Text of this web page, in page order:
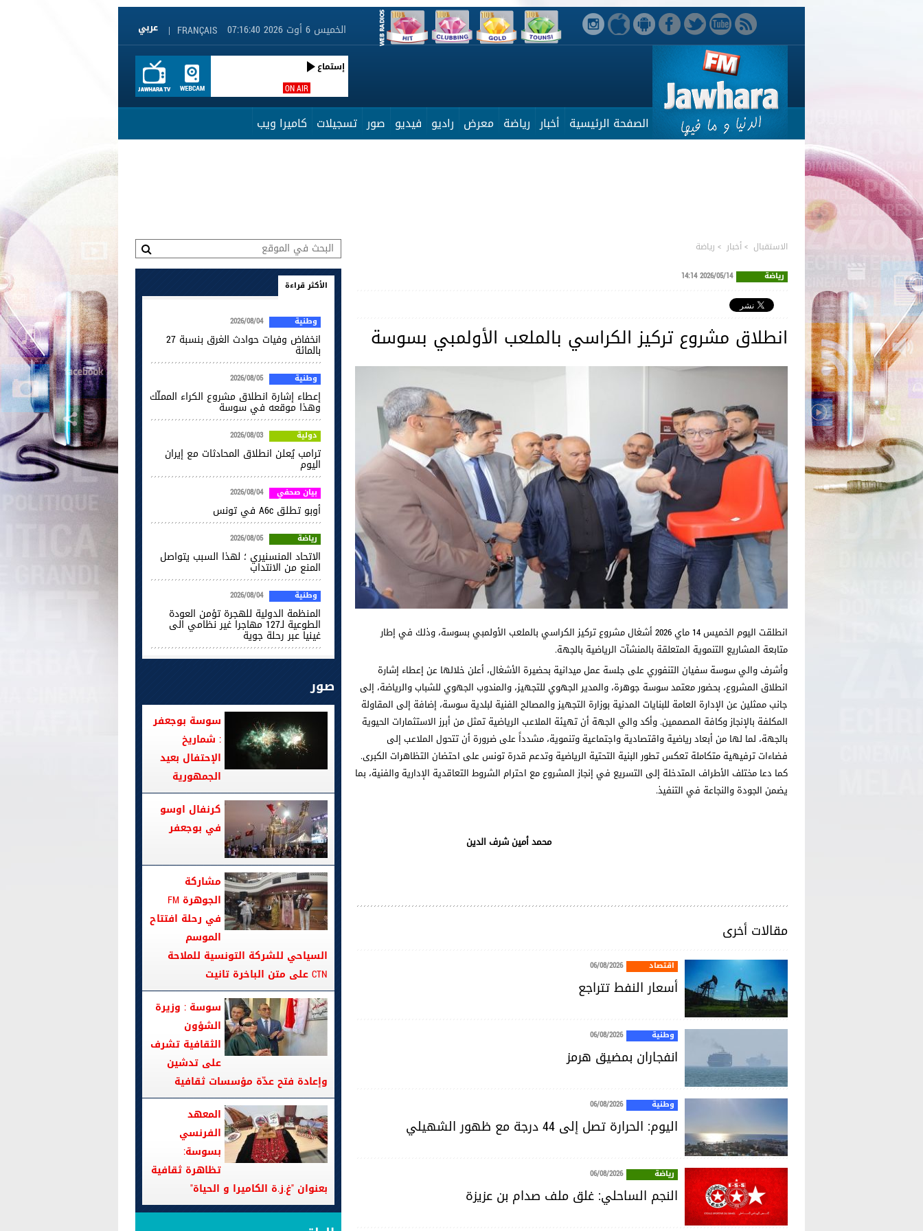
FRANÇAIS
| الخميس 6 أوت 2026 07:16:41
ON AIR
إستماع
الصفحة الرئيسية أخبار رياضة معرض راديو فيديو صور تسجيلات كاميرا ويب
الاستقبال >أخبار > رياضة
رياضة 2026/05/14 14:14
انطلاق مشروع تركيز الكراسي بالملعب الأولمبي بسوسة
انطلقت اليوم الخميس 14 ماي 2026 أشغال مشروع تركيز الكراسي بالملعب الأولمبي بسوسة، وذلك في إطار
متابعة المشاريع التنموية المتعلقة بالمنشآت الرياضية بالجهة.
وأشرف والي سوسة سفيان التنفوري على جلسة عمل ميدانية بحضيرة الأشغال، أعلن خلالها عن إعطاء إشارة
انطلاق المشروع، بحضور معتمد سوسة جوهرة، والمدير الجهوي للتجهيز، والمندوب الجهوي للشباب والرياضة، إلى
جانب ممثلين عن الإدارة العامة للبنايات المدنية بوزارة التجهيز والمصالح الفنية لبلدية سوسة، إضافة إلى المقاولة
المكلفة بالإنجاز وكافة المصممين. وأكد والي الجهة أن تهيئة الملاعب الرياضية تمثل من أبرز الاستثمارات الحيوية
بالجهة، لما لها من أبعاد رياضية واقتصادية واجتماعية وتنموية، مشدداً على ضرورة أن تتحول الملاعب إلى
فضاءات ترفيهية متكاملة تعكس تطور البنية التحتية الرياضية وتدعم قدرة تونس على احتضان التظاهرات الكبرى.
كما دعا مختلف الأطراف المتدخلة إلى التسريع في إنجاز المشروع مع احترام الشروط التعاقدية الإدارية والفنية، بما
يضمن الجودة والنجاعة في التنفيذ.
محمد أمين شرف الدين
مقالات أخرى
اقتصاد 06/08/2026
أسعار النفط تتراجع
وطنية 06/08/2026
انفجاران بمضيق هرمز
وطنية 06/08/2026
اليوم: الحرارة تصل إلى 44 درجة مع ظهور الشهيلي
رياضة 06/08/2026
النجم الساحلي: غلق ملف صدام بن عزيزة
الأكثر قراءة
وطنية 2026/08/04
انخفاض وفيات حوادث الغرق بنسبة 27
بالمائة
وطنية 2026/08/05
إعطاء إشارة انطلاق مشروع الكراء المملّك
وهذا موقعه في سوسة
دولية 2026/08/03
ترامب يُعلن انطلاق المحادثات مع إيران
اليوم
بيان صحفي 2026/08/04
أوبو تطلق A6c في تونس
رياضة 2026/08/05
الاتحاد المنسنيري ؛ لهذا السبب يتواصل
المنع من الانتداب
وطنية 2026/08/04
المنظمة الدولية للهجرة تؤمن العودة
الطوعية لـ127 مهاجرا غير نظامي الى
غينيا عبر رحلة جوية
صور
سوسة بوجعفر
: شماريخ
الإحتفال بعيد
الجمهورية
كرنفال اوسو
في بوجعفر
مشاركة
الجوهرة FM
في رحلة افتتاح
الموسم
السياحي للشركة التونسية للملاحة
CTN على متن الباخرة تانيت
سوسة : وزيرة
الشؤون
الثقافية تشرف
على تدشين
وإعادة فتح عدّة مؤسسات ثقافية
المعهد
الفرنسي
بسوسة:
تظاهرة ثقافية
بعنوان "غ.ز.ة الكاميرا و الحياة"